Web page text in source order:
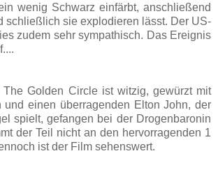
wenig Schwarz einfärbt, anschließend
schließlich sie explodieren lässt. Der US-
zudem sehr sympathisch. Das Ereignis
Golden Circle ist witzig, gewürzt mit
und einen überragenden Elton John, der
spielt, gefangen bei der Drogenbaronin
der Teil nicht an den hervorragenden 1
ist der Film sehenswert.